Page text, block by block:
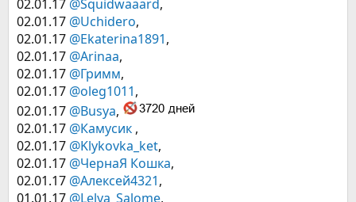
02.01.17 @Squidwaaard,
02.01.17 @Uchidero,
02.01.17 @Ekaterina1891,
02.01.17 @Arinaa,
02.01.17 @Гримм,
02.01.17 @oleg1011,
02.01.17 @Busya,
02.01.17 @Камусик ,
02.01.17 @Klykovka_ket,
02.01.17 @ЧернаЯ Кошка,
02.01.17 @Алексей4321,
01.01.17 @Lelya_Salome,